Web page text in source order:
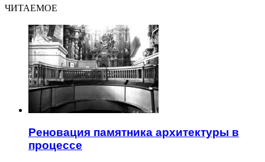
ЧИТАЕМОЕ
Реновация памятника архитектуры в
процессе